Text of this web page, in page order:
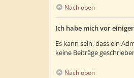
Nach oben
Ich habe mich vor
Es kann sein, dass ein
keine Beiträge
Nach oben